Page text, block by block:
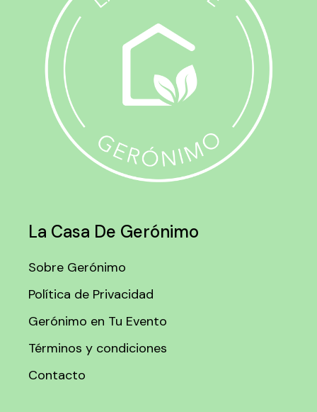
La Casa De Gerónimo
Sobre Gerónimo
Política de Privacidad
Gerónimo en Tu Evento
Términos y condiciones
Contacto